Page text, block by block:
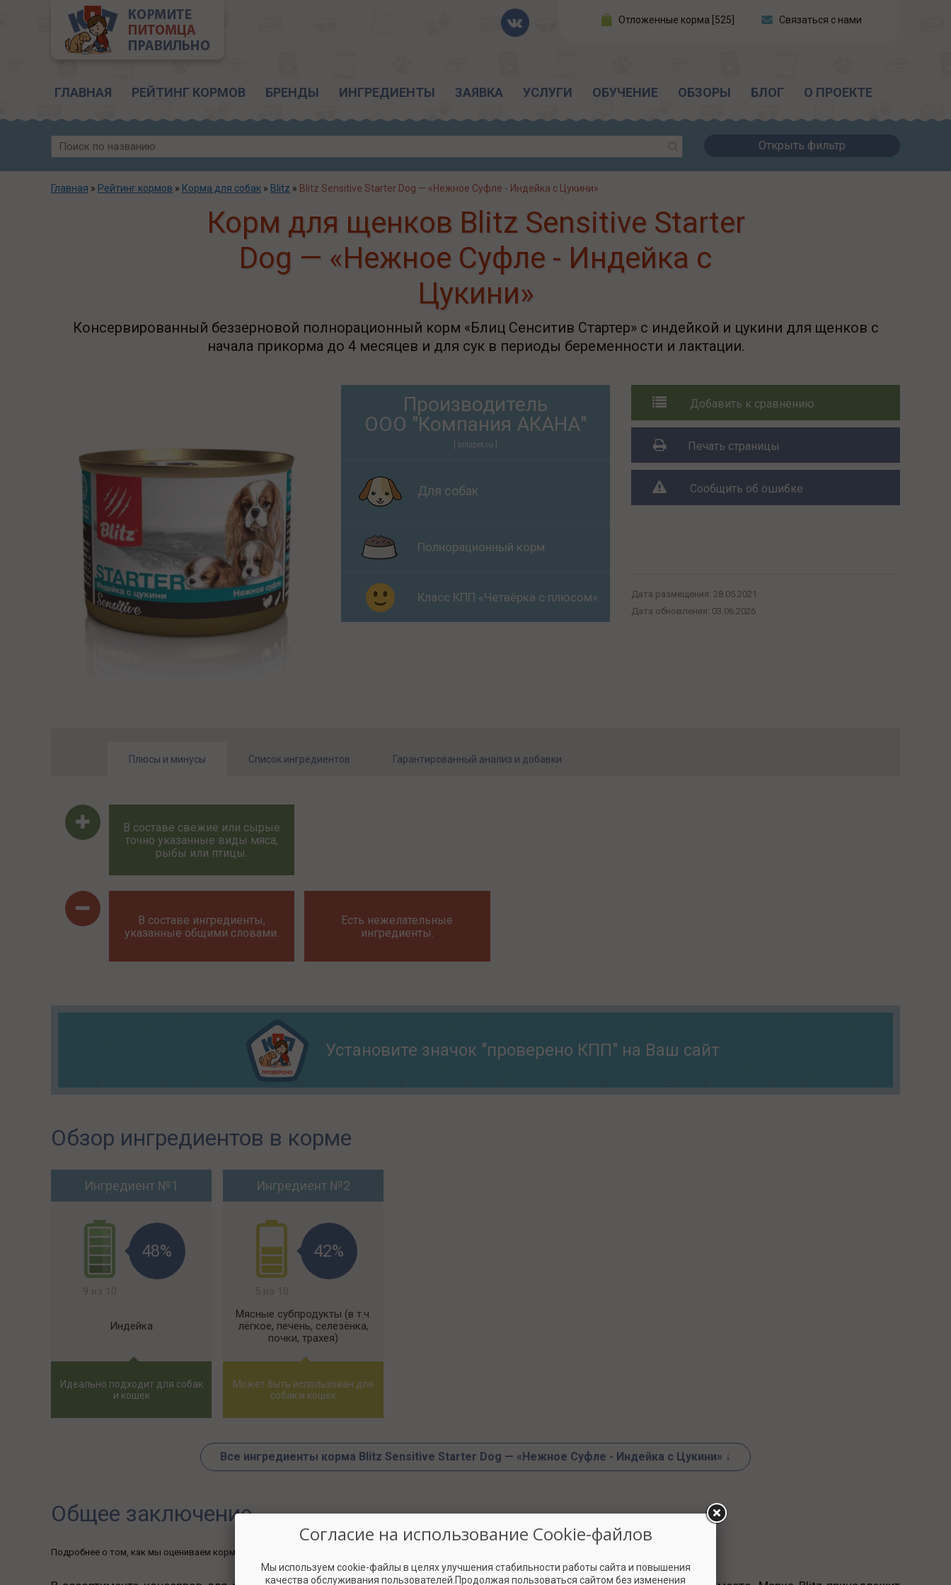
Отложенные корма [525] Связаться с нами
ГЛАВНАЯ РЕЙТИНГ КОРМОВ БРЕНДЫ ИНГРЕДИЕНТЫ ЗАЯВКА УСЛУГИ ОБУЧЕНИЕ ОБЗОРЫ БЛОГ О ПРОЕКТЕ
Открыть фильтр
Главная » Рейтинг кормов » Корма для собак » Blitz » Blitz Sensitive Starter Dog — «Нежное Суфле - Индейка с Цукини»
Корм для щенков Blitz Sensitive Starter
Dog — «Нежное Суфле - Индейка с
Цукини»
Консервированный беззерновой полнорационный корм «Блиц Сенситив Стартер» с индейкой и цукини для щенков с
начала прикорма до 4 месяцев и для сук в периоды беременности и лактации.
Производитель
ООО "Компания АКАНА"
[ blitzpet.ru ]
Для собак
Полнорационный корм
Класс КПП «Четвёрка с плюсом»
Добавить к сравнению
Печать страницы
Сообщить об ошибке
Дата размещения: 28.05.2021
Дата обновления: 03.06.2026
Плюсы и минусы Список ингредиентов Гарантированный анализ и добавки
В составе свежие или сырые
точно указанные виды мяса,
рыбы или птицы.
В составе ингредиенты,
указанные общими словами.
Есть нежелательные
ингредиенты.
Установите значок "проверено КПП" на Ваш сайт
Обзор ингредиентов в корме
Ингредиент №1
48%
Индейка
Идеально подходит для собак
и кошек
Ингредиент №2
42%
Мясные субпродукты (в т.ч.
лёгкое, печень, селезёнка,
почки, трахея)
Может быть использован для
собак и кошек
Все ингредиенты корма Blitz Sensitive Starter Dog — «Нежное Суфле - Индейка с Цукини» ↓
Общее заключение
Подробнее о том, как мы оцениваем корма, вы можете узнать в разделе
Согласие на использование Cookie-файлов
Мы используем cookie-файлы в целях улучшения стабильности работы сайта и повышения
качества обслуживания пользователей.Продолжая пользоваться сайтом без изменения